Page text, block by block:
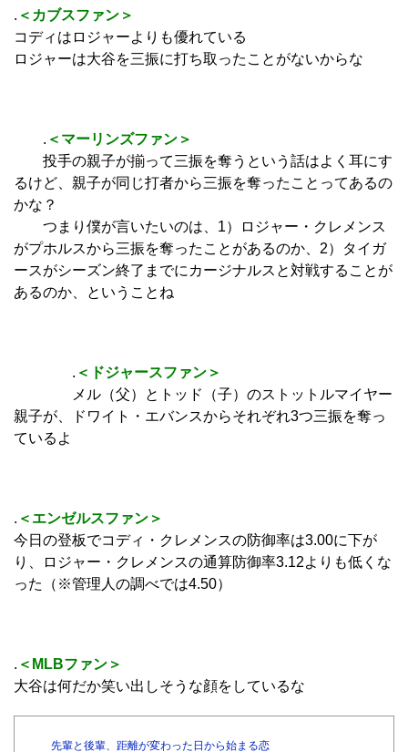
. ＜カブスファン＞
コディはロジャーよりも優れている
ロジャーは大谷を三振に打ち取ったことがないからな
. ＜マーリンズファン＞
投手の親子が揃って三振を奪うという話はよく耳にす
るけど、親子が同じ打者から三振を奪ったことってあるの
かな？
つまり僕が言いたいのは、1）ロジャー・クレメンス
がプホルスから三振を奪ったことがあるのか、2）タイガ
ースがシーズン終了までにカージナルスと対戦することが
あるのか、ということね
. ＜ドジャースファン＞
メル（父）とトッド（子）のストットルマイヤー
親子が、ドワイト・エバンスからそれぞれ3つ三振を奪っ
ているよ
. ＜エンゼルスファン＞
今日の登板でコディ・クレメンスの防御率は3.00に下が
り、ロジャー・クレメンスの通算防御率3.12よりも低くな
った（※管理人の調べでは4.50）
. ＜MLBファン＞
大谷は何だか笑い出しそうな顔をしているな
先輩と後輩、距離が変わった日から始まる恋